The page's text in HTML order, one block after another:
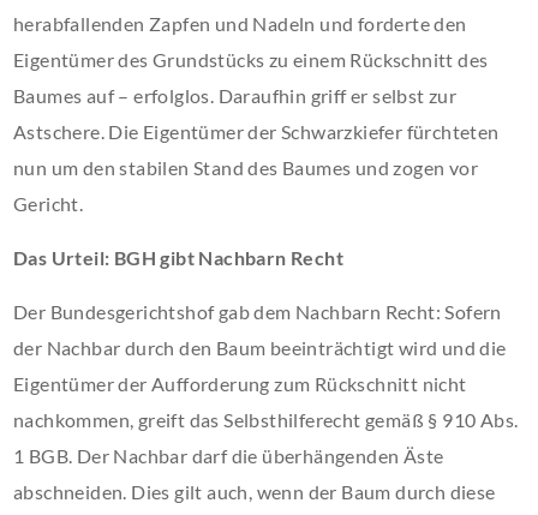
herabfallenden Zapfen und Nadeln und forderte den
Eigentümer des Grundstücks zu einem Rückschnitt des
Baumes auf – erfolglos. Daraufhin griff er selbst zur
Astschere. Die Eigentümer der Schwarzkiefer fürchteten
nun um den stabilen Stand des Baumes und zogen vor
Gericht.
Das Urteil: BGH gibt Nachbarn Recht
Der Bundesgerichtshof gab dem Nachbarn Recht: Sofern
der Nachbar durch den Baum beeinträchtigt wird und die
Eigentümer der Aufforderung zum Rückschnitt nicht
nachkommen, greift das Selbsthilferecht gemäß § 910 Abs.
1 BGB. Der Nachbar darf die überhängenden Äste
abschneiden. Dies gilt auch, wenn der Baum durch diese